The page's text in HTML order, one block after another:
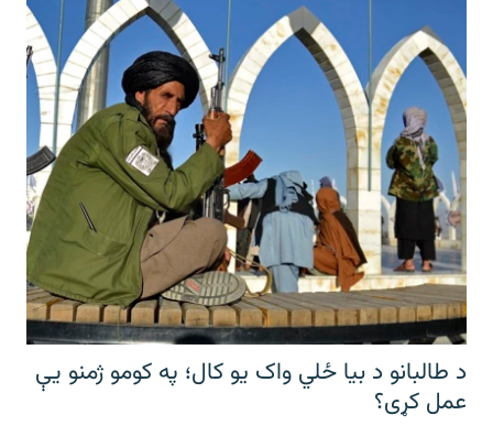
د طالبانو د بیا ځلي واک یو کال؛ په کومو ژمنو یې
عمل کړی؟